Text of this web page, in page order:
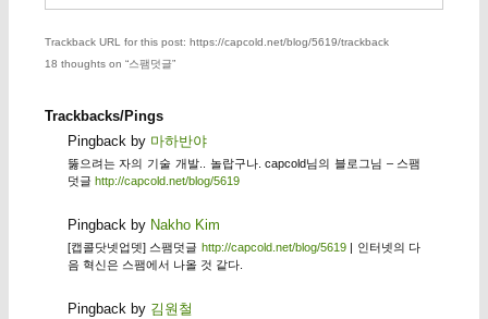
Trackback URL for this post: https://capcold.net/blog/5619/trackback
18 thoughts on “스팸덧글”
Trackbacks/Pings
Pingback by 마하반야
뚫으려는 자의 기술 개발.. 놀랍구나. capcold님의 블로그님 – 스팸
덧글 http://capcold.net/blog/5619
Pingback by Nakho Kim
[캡콜닷넷업뎃] 스팸덧글 http://capcold.net/blog/5619| 인터넷의 다
음 혁신은 스팸에서 나올 것 같다.
Pingback by 김원철